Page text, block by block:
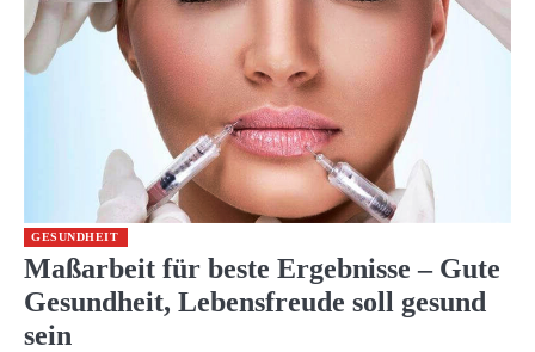
GESUNDHEIT
Maßarbeit für beste Ergebnisse – Gute
Gesundheit, Lebensfreude soll gesund
sein